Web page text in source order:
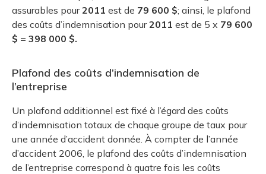
assurables pour2011 est de 79 600 $; ainsi, le plafond
des coûts d’indemnisation pour2011 est de 5 x 79 600
$ = 398 000 $.
Plafond des coûts d’indemnisation de
l’entreprise
Un plafond additionnel est fixé à l’égard des coûts
d’indemnisation totaux de chaque groupe de taux pour
une année d’accident donnée. À compter de l’année
d’accident 2006, le plafond des coûts d’indemnisation
de l’entreprise correspond à quatre fois les coûts